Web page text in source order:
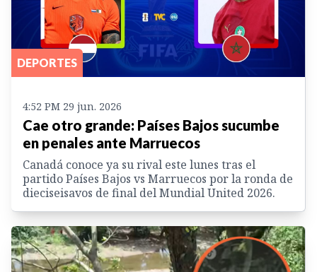
DEPORTES
4:52 PM 29 jun. 2026
Cae otro grande: Países Bajos sucumbe
en penales ante Marruecos
Canadá conoce ya su rival este lunes tras el
partido Países Bajos vs Marruecos por la ronda de
dieciseisavos de final del Mundial United 2026.